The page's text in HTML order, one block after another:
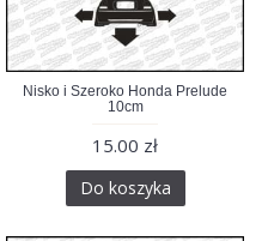
Nisko i Szeroko Honda Prelude
10cm
15.00 zł
Do koszyka